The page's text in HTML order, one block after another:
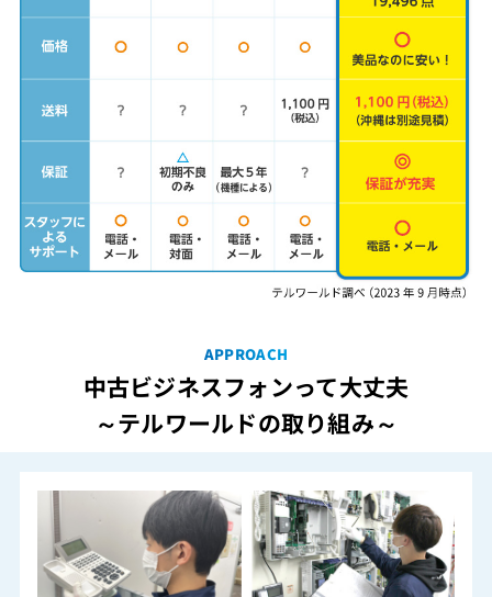
APPROACH
中古ビジネスフォンって大丈夫
～テルワールドの取り組み～